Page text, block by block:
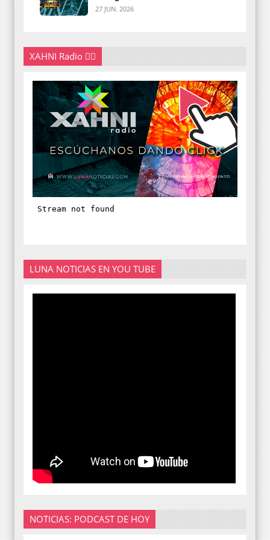
27 JUN. 2026
XAHNI Radio 👇🏽
LUNA NOTICIAS EN YOU TUBE
NOTICIAS: PODCAST DE HOY